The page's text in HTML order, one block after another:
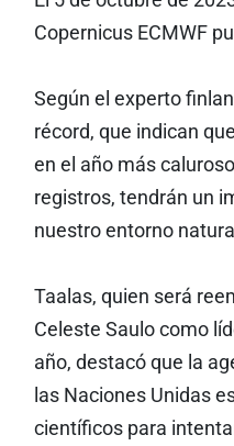
Copernicus ECMWF
Según el experto
récord, que indican
en el año más
registros, tendrán un
nuestro entorno
Taalas, quien será
Celeste Saulo como
año, destacó que la
las Naciones Unidas
científicos para